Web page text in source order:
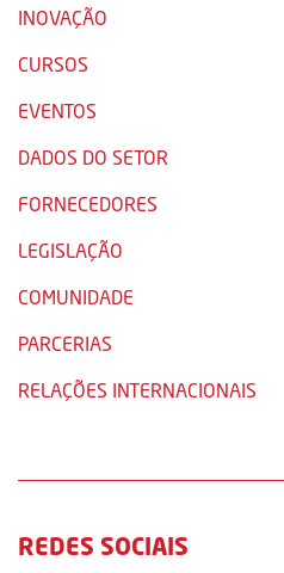
INOVAÇÃO
CURSOS
EVENTOS
DADOS DO SETOR
FORNECEDORES
LEGISLAÇÃO
COMUNIDADE
PARCERIAS
RELAÇÕES INTERNACIONAIS
REDES SOCIAIS